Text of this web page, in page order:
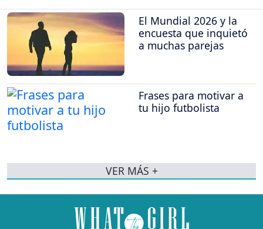
El Mundial 2026 y la
encuesta que inquietó
a muchas parejas
Frases para motivar a
tu hijo futbolista
VER MÁS +